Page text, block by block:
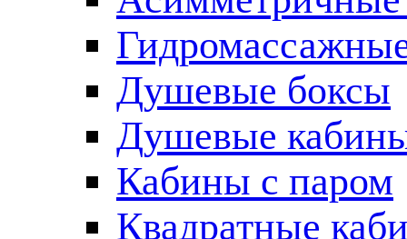
Душевые боксы
Душевые
Кабины с паром
Квадратные